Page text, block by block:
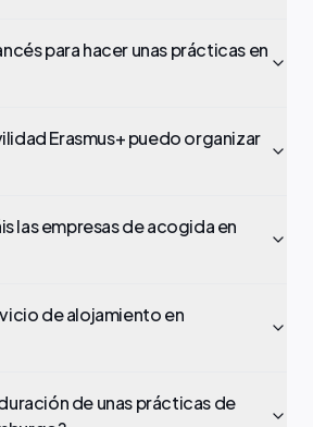
para hacer unas prácticas en
Erasmus+ puedo organizar
las empresas de acogida en
de alojamiento en
de unas prácticas de